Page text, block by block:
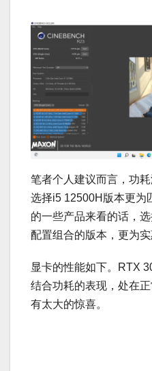
笔者个人建议而言，功
选择i5 12500H版本更为
的一些产品来看的话，
配置组合的版本，更为实
显卡的性能如下。RTX
结合功耗的表现，处在
有太大的惊喜。